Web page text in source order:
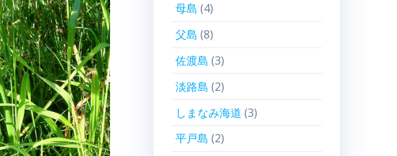
母島 (4)
父島 (8)
佐渡島 (3)
淡路島 (2)
しまなみ海道 (3)
平戸島 (2)